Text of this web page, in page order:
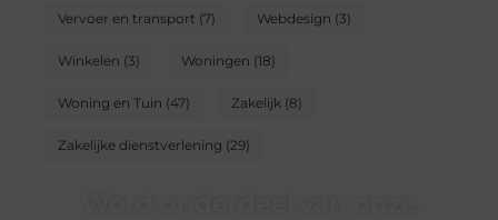
Vervoer en transport (7) Webdesign (3)
Winkelen (3) Woningen (18)
Woning en Tuin (47) Zakelijk(8)
Zakelijke dienstverlening (29)